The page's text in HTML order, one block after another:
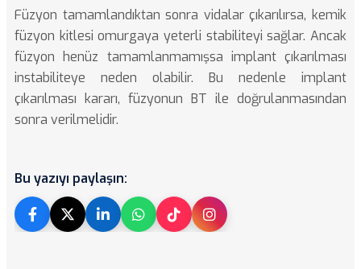
Füzyon tamamlandıktan sonra vidalar çıkarılırsa, kemik
füzyon kitlesi omurgaya yeterli stabiliteyi sağlar. Ancak
füzyon henüz tamamlanmamışsa implant çıkarılması
instabiliteye neden olabilir. Bu nedenle implant
çıkarılması kararı, füzyonun BT ile doğrulanmasından
sonra verilmelidir.
Bu yazıyı paylaşın: